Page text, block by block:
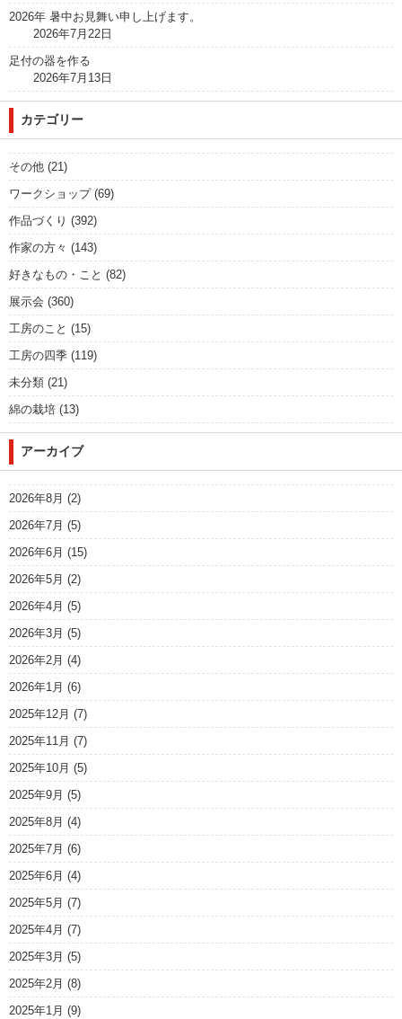
2026年 暑中お見舞い申し上げます。
2026年7月22日
足付の器を作る
2026年7月13日
カテゴリー
その他 (21)
ワークショップ(69)
作品づくり (392)
作家の方々 (143)
好きなもの・こと (82)
展示会 (360)
工房のこと (15)
工房の四季 (119)
未分類 (21)
綿の栽培 (13)
アーカイブ
2026年8月 (2)
2026年7月 (5)
2026年6月 (15)
2026年5月 (2)
2026年4月 (5)
2026年3月 (5)
2026年2月 (4)
2026年1月 (6)
2025年12月 (7)
2025年11月 (7)
2025年10月 (5)
2025年9月 (5)
2025年8月 (4)
2025年7月 (6)
2025年6月 (4)
2025年5月 (7)
2025年4月 (7)
2025年3月 (5)
2025年2月 (8)
2025年1月 (9)